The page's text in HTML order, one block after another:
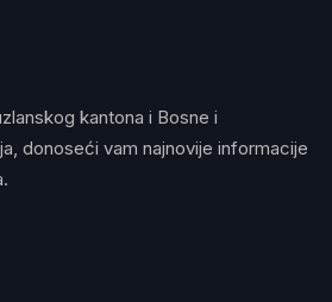
kantona i Bosne i
donoseći vam najnovije informacije